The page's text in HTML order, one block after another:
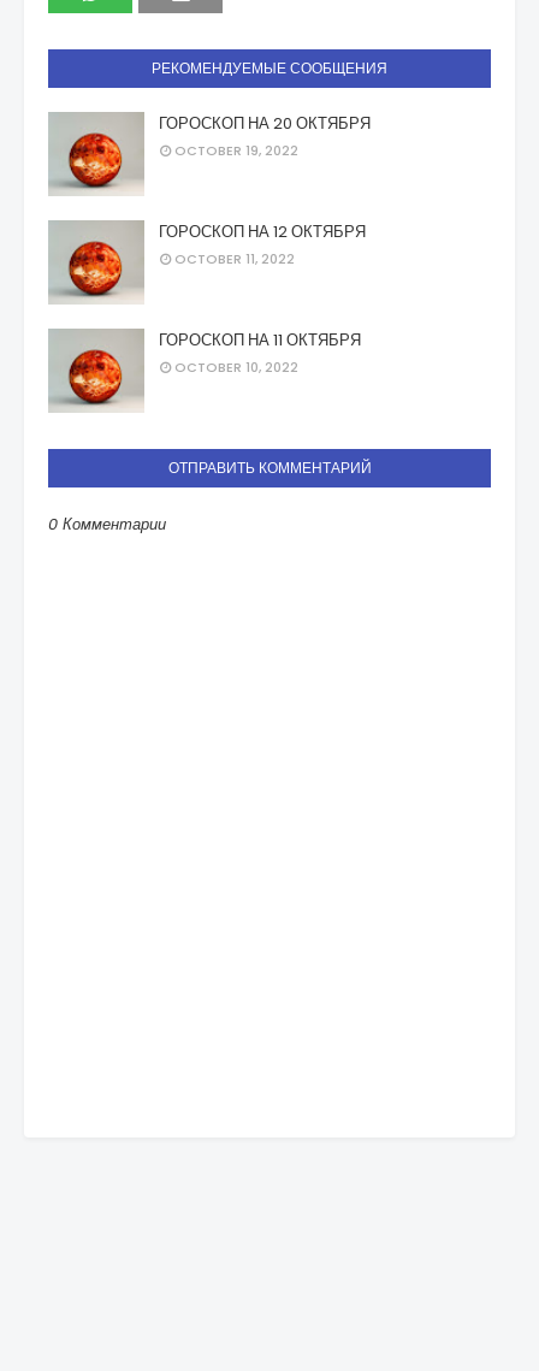
РЕКОМЕНДУЕМЫЕ СООБЩЕНИЯ
ГОРОСКОП НА 20 ОКТЯБРЯ
OCTOBER 19, 2022
ГОРОСКОП НА 12 ОКТЯБРЯ
OCTOBER 11, 2022
ГОРОСКОП НА 11 ОКТЯБРЯ
OCTOBER 10, 2022
ОТПРАВИТЬ КОММЕНТАРИЙ
0 Комментарии